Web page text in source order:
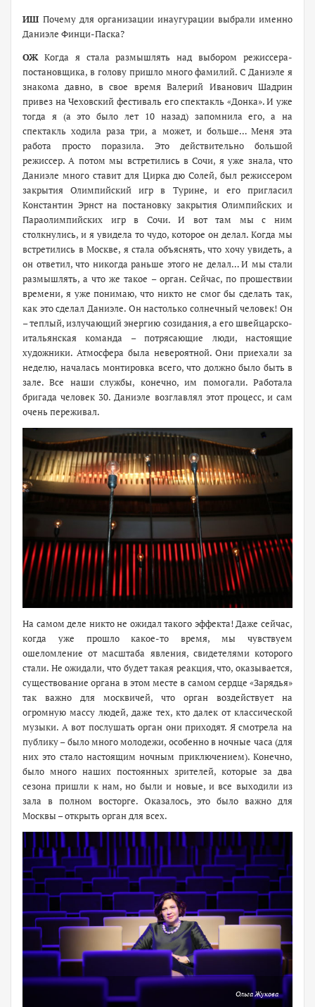
ИШ Почему для организации инаугурации выбрали именно
Даниэле Финци-Паска?
ОЖКогда я стала размышлять над выбором режиссера-
постановщика, в голову пришло много фамилий. С Даниэле я
знакома давно, в свое время Валерий Иванович Шадрин
привез на Чеховский фестиваль его спектакль «Донка». И уже
тогда я (а это было лет 10 назад) запомнила его, а на
спектакль ходила раза три, а может, и больше… Меня эта
работа просто поразила. Это действительно большой
режиссер. А потом мы встретились в Сочи, я уже знала, что
Даниэле много ставит для Цирка дю Солей, был режиссером
закрытия Олимпийский игр в Турине, и его пригласил
Константин Эрнст на постановку закрытия Олимпийских и
Параолимпийских игр в Сочи. И вот там мы с ним
столкнулись, и я увидела то чудо, которое он делал. Когда мы
встретились в Москве, я стала объяснять, что хочу увидеть, а
он ответил, что никогда раньше этого не делал… И мы стали
размышлять, а что же такое – орган. Сейчас, по прошествии
времени, я уже понимаю, что никто не смог бы сделать так,
как это сделал Даниэле. Он настолько солнечный человек! Он
– теплый, излучающий энергию созидания, а его швейцарско-
итальянская команда – потрясающие люди, настоящие
художники. Атмосфера была невероятной. Они приехали за
неделю, началась монтировка всего, что должно было быть в
зале. Все наши службы, конечно, им помогали. Работала
бригада человек 30. Даниэле возглавлял этот процесс, и сам
очень переживал.
На самом деле никто не ожидал такого эффекта! Даже сейчас,
когда уже прошло какое-то время, мы чувствуем
ошеломление от масштаба явления, свидетелями которого
стали. Не ожидали, что будет такая реакция, что, оказывается,
существование органа в этом месте в самом сердце «Зарядья»
так важно для москвичей, что орган воздействует на
огромную массу людей, даже тех, кто далек от классической
музыки. А вот послушать орган они приходят. Я смотрела на
публику – было много молодежи, особенно в ночные часа (для
них это стало настоящим ночным приключением). Конечно,
было много наших постоянных зрителей, которые за два
сезона пришли к нам, но были и новые, и все выходили из
зала в полном восторге. Оказалось, это было важно для
Москвы – открыть орган для всех.
Ольга Жукова